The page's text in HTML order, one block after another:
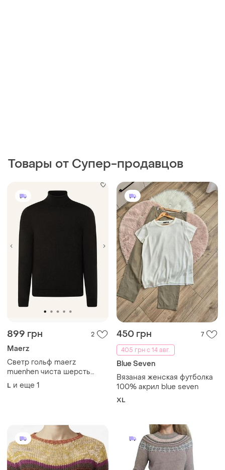
Товары от Супер-продавцов
899 грн 2
Maerz
Светр гольф maerz
muenhen чиста шерсть
вовна wool
L и еще 1
450 грн
7
405 грн с 14 авг.
Blue Seven
Вязаная женская футболка
100% акрил blue seven
XL